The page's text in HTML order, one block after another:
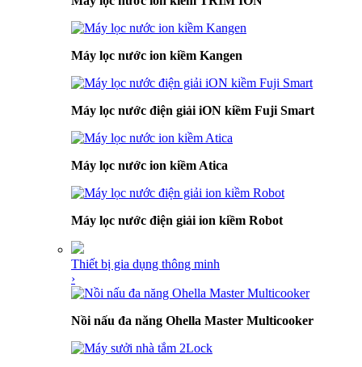
Máy lọc nước ion kiềm Kangen
Máy lọc nước điện giải iON kiềm Fuji Smart
Máy lọc nước ion kiềm Atica
Máy lọc nước điện giải ion kiềm Robot
Thiết bị gia dụng thông minh
›
Nồi nấu đa năng Ohella Master Multicooker